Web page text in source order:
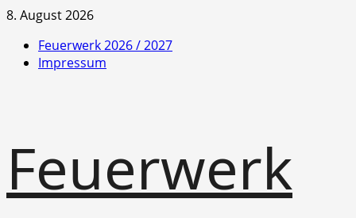
Zum
springen
8. August 2026
Feuerwerk 2026 / 2027
Impressum
Feuerwerk